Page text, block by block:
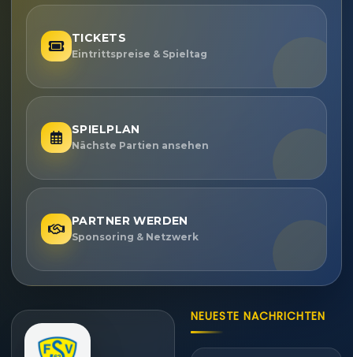
TICKETS
Eintrittspreise & Spieltag
SPIELPLAN
Nächste Partien ansehen
PARTNER WERDEN
Sponsoring & Netzwerk
NEUESTE NACHRICHTEN